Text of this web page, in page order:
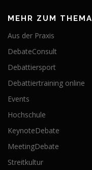
MEHR ZUM THEMA
Aus der Praxis
DebateConsult
Debattiersport
Debattiertraining online
Events
Hochschule
KeynoteDebate
MeetingDebate
Streitkultur